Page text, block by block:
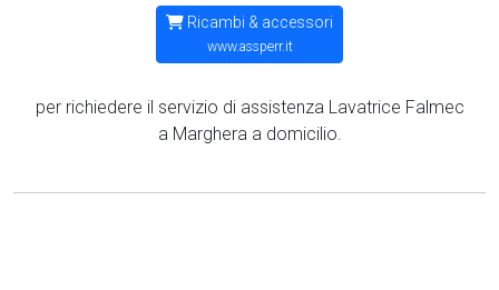
Ricambi & accessori
www.assperr.it
per richiedere il servizio di assistenza Lavatrice Falmec
a Marghera a domicilio.